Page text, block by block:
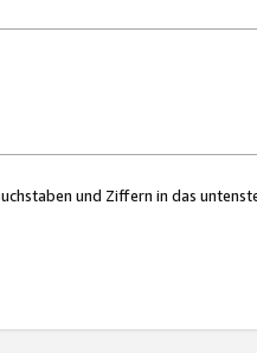
und Ziffern in das